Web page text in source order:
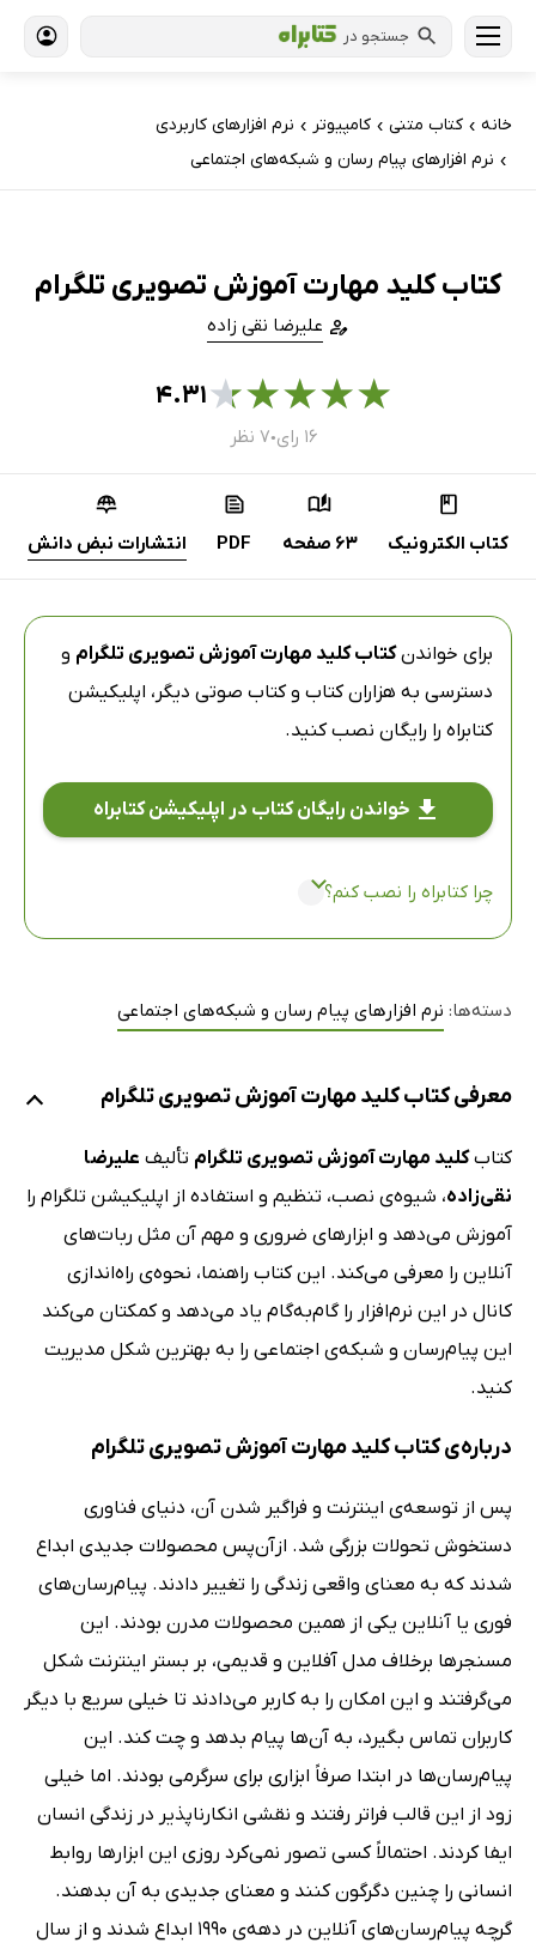
جستجو در
خانه › کتاب‌ متنی › کامپیوتر › نرم افزارهای کاربردی
› نرم افزارهای پیام رسان و شبکه‌های اجتماعی
کتاب کلید مهارت آموزش تصویری تلگرام
علیرضا نقی زاده
★
★
★
★
★۴.۳۱
۱۶ رای ● ۷ نظر
کتاب الکترونیک 63 صفحه PDF انتشارات نبض دانش
برای خواندنکتاب کلید مهارت آموزش تصویری تلگرام و
دسترسی به هزاران کتاب و کتاب صوتی دیگر، اپلیکیشن
کتابراه را رایگان نصب کنید.
خواندن رایگان کتاب در اپلیکیشن کتابراه
چرا کتابراه را نصب کنم؟
دسته‌ها: نرم افزارهای پیام رسان و شبکه‌های اجتماعی
معرفی کتاب کلید مهارت آموزش تصویری تلگرام
کتابکلید مهارت آموزش تصویری تلگرام تألیف علیرضا
نقی‌زاده، شیوه‌ی نصب، تنظیم و استفاده از اپلیکیشن تلگرام را
آموزش می‌دهد و ابزارهای ضروری و مهم آن مثل ربات‌های
آنلاین را معرفی می‌کند. این کتاب راهنما، نحوه‌ی راه‌اندازی
کانال در این نرم‌افزار را گام‌به‌گام یاد می‌دهد و کمکتان می‌کند
این پیام‌رسان و شبکه‌ی اجتماعی را به بهترین شکل مدیریت
کنید.
درباره‌ی کتاب کلید مهارت آموزش تصویری تلگرام
پس از توسعه‌ی اینترنت و فراگیر شدن آن، دنیای فناوری
دستخوش تحولات بزرگی شد. ازآن‌پس محصولات جدیدی ابداع
شدند که به معنای واقعی زندگی را تغییر دادند. پیام‌رسان‌های
فوری یا آنلاین یکی از همین محصولات مدرن بودند. این
مسنجرها برخلاف مدل آفلاین و قدیمی، بر بستر اینترنت شکل
می‌گرفتند و این امکان را به کاربر می‌دادند تا خیلی سریع با دیگر
کاربران تماس بگیرد، به آن‌ها پیام بدهد و چت کند. این
پیام‌رسان‌ها در ابتدا صرفاً ابزاری برای سرگرمی بودند. اما خیلی
زود از این قالب فراتر رفتند و نقشی انکارناپذیر در زندگی انسان
ایفا کردند. احتمالاً کسی تصور نمی‌کرد روزی این ابزارها روابط
انسانی را چنین دگرگون کنند و معنای جدیدی به آن بدهند.
گرچه پیام‌رسان‌های آنلاین در دهه‌ی 1990 ابداع شدند و از سال